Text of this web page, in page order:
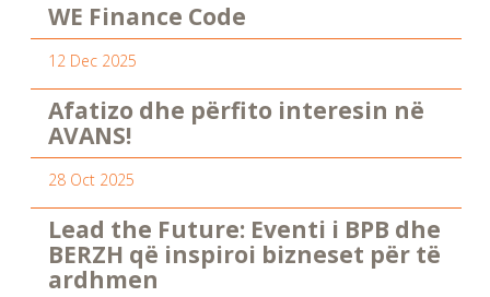
WE Finance Code
12 Dec 2025
Afatizo dhe përfito interesin në
AVANS!
28 Oct 2025
Lead the Future: Eventi i BPB dhe
BERZH që inspiroi bizneset për të
ardhmen